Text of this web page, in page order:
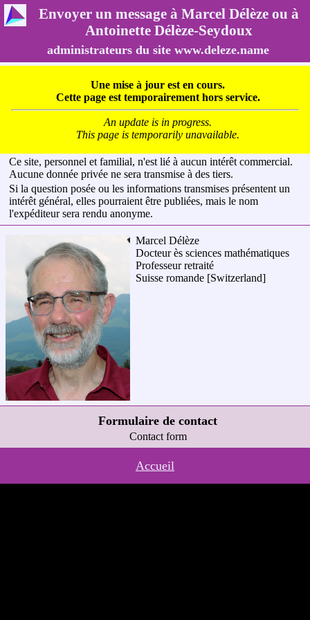
Envoyer un message à Marcel Délèze ou à
Antoinette Délèze-Seydoux
administrateurs du site www.deleze.name
Une mise à jour est en cours.
Cette page est temporairement hors service.
An update is in progress.
This page is temporarily unavailable.
Ce site, personnel et familial, n'est lié à aucun intérêt commercial.
Aucune donnée privée ne sera transmise à des tiers.
Si la question posée ou les informations transmises présentent un
intérêt général, elles pourraient être publiées, mais le nom
l'expéditeur sera rendu anonyme.
Marcel Délèze
Docteur ès sciences mathématiques
Professeur retraité
Suisse romande [Switzerland]
Formulaire de contact
Contact form
Accueil